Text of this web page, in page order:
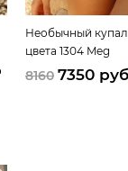
Необычный
цвета 1304 Meg
8160 7350 руб